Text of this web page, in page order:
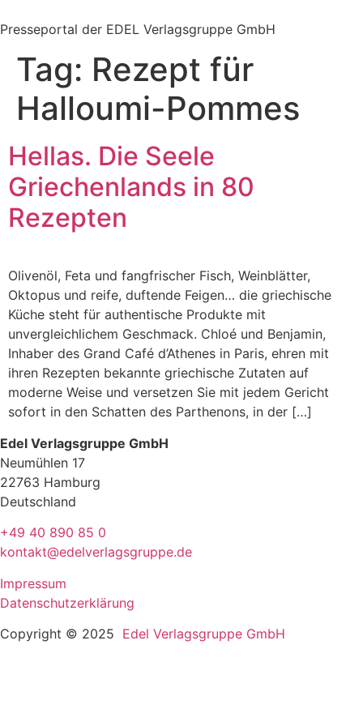
Inhalt
Presseportal der EDEL Verlagsgruppe GmbH
Tag: Rezept für
Halloumi-Pommes
Hellas. Die Seele
Griechenlands in 80
Rezepten
Olivenöl, Feta und fangfrischer Fisch, Weinblätter,
Oktopus und reife, duftende Feigen… die griechische
Küche steht für authentische Produkte mit
unvergleichlichem Geschmack. Chloé und Benjamin,
Inhaber des Grand Café d’Athenes in Paris, ehren mit
ihren Rezepten bekannte griechische Zutaten auf
moderne Weise und versetzen Sie mit jedem Gericht
sofort in den Schatten des Parthenons, in der […]
Edel Verlagsgruppe GmbH
Neumühlen 17
22763 Hamburg
Deutschland
+49 40 890 85 0
kontakt@edelverlagsgruppe.de
Impressum
Datenschutzerklärung
Copyright © 2025 Edel Verlagsgruppe GmbH